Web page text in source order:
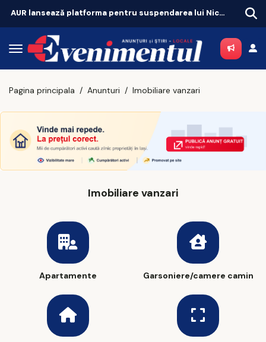
AUR lansează platforma pentru suspendarea lui Nicușor Dan
Pagina principala Anunturi Imobiliare vanzari
Imobiliare vanzari
Apartamente Garsoniere/camere camin